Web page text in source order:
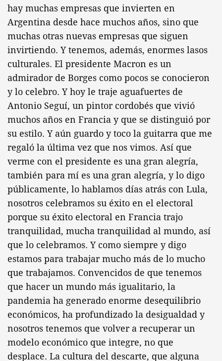
hay muchas empresas que invierten en
Argentina desde hace muchos años, sino que
muchas otras nuevas empresas que siguen
invirtiendo. Y tenemos, además, enormes lasos
culturales. El presidente Macron es un
admirador de Borges como pocos se conocieron
y lo celebro. Y hoy le traje aguafuertes de
Antonio Seguí, un pintor cordobés que vivió
muchos años en Francia y que se distinguió por
su estilo. Y aún guardo y toco la guitarra que me
regaló la última vez que nos vimos. Así que
verme con el presidente es una gran alegría,
también para mí es una gran alegría, y lo digo
públicamente, lo hablamos días atrás con Lula,
nosotros celebramos su éxito en el electoral
porque su éxito electoral en Francia trajo
tranquilidad, mucha tranquilidad al mundo, así
que lo celebramos. Y como siempre y digo
estamos para trabajar mucho más de lo mucho
que trabajamos. Convencidos de que tenemos
que hacer un mundo más igualitario, la
pandemia ha generado enorme desequilibrio
económicos, ha profundizado la desigualdad y
nosotros tenemos que volver a recuperar un
modelo económico que integre, no que
desplace. La cultura del descarte, que alguna